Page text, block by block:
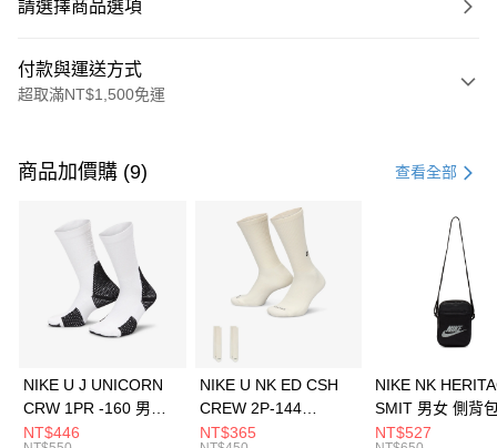
請選擇商品選項
付款與運送方式
超取滿NT$1,500免運
信用卡一次付款
3 期 0 利率 每期 21家銀行
合作金庫商業銀行
第一商業銀行
華南商業銀行
彰化商業銀行
上海商業儲蓄銀行
元大商業銀行
Apple Pay
全盈+PAY
商品加價購 (9) 查看全部
NIKE U J UNICORN
CRW 1PR -160 男女
中統襪 FZ3393100
NT$446
NIKE U NK ED CSH
CREW 2P-144
EMBRDY 男女 短統襪
NT$365
NIKE NK
SMIT 男女 側背
BA5871010
NT$527